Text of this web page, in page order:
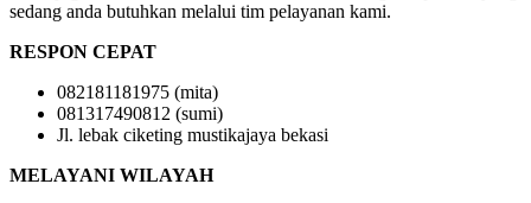
sedang anda butuhkan melalui tim pelayanan kami.
RESPON CEPAT
082181181975 (mita)
081317490812 (sumi)
Jl. lebak ciketing mustikajaya bekasi
MELAYANI WILAYAH